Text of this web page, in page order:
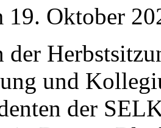
19. Oktober
der
und
der